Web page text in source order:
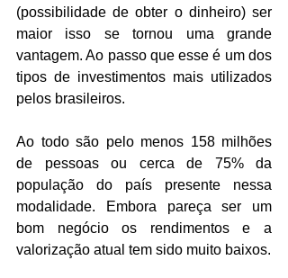
(possibilidade de obter o dinheiro) ser
maior isso se tornou uma grande
vantagem. Ao passo que esse é um dos
tipos de investimentos mais utilizados
pelos brasileiros.
Ao todo são pelo menos 158 milhões
de pessoas ou cerca de 75% da
população do país presente nessa
modalidade. Embora pareça ser um
bom negócio os rendimentos e a
valorização atual tem sido muito baixos.